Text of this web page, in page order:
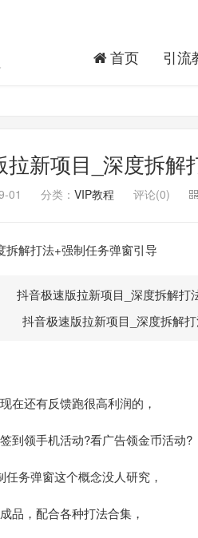
首页 引流
拉新项目_深度拆解
01 分类： VIP教程 评论(0)
拆解打法+强制任务弹窗引导
抖音极速版拉新项目_深度拆解
在还有反馈跑很高利润的，
到领手机活动?看广告领金币活动?
务弹窗这个概念没人研究，
品，配合各种打法合集，